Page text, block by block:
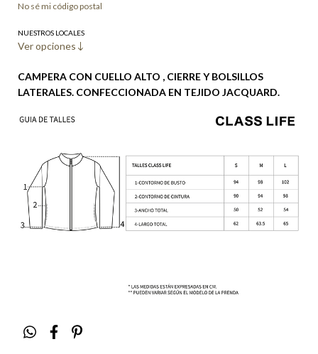
No sé mi código postal
NUESTROS LOCALES
Ver opciones
CAMPERA CON CUELLO ALTO , CIERRE Y BOLSILLOS
LATERALES. CONFECCIONADA EN TEJIDO JACQUARD.